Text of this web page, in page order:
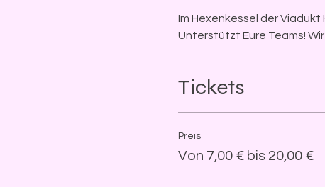
Im Hexenkessel der
Unterstützt Eure Teams!
Tickets
Preis
Von 7,00 € bis 20,00 €